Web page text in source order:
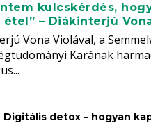
kulcskérdés,
étel” – Diákinterjú
Vona Violával, a
Karának
Digitális detox – hogyan